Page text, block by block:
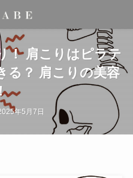
！ 肩こりはピラテ
る？ 肩こりの美容
年5月7日